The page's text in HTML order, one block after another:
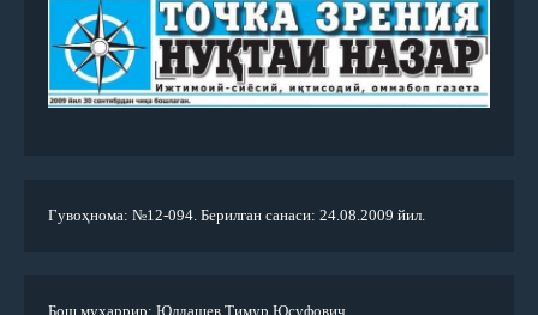
Гувоҳнома: №12-094. Берилган санаси: 24.08.2009 йил.
Бош муҳаррир: Юлдашев Тимур Юсуфович.